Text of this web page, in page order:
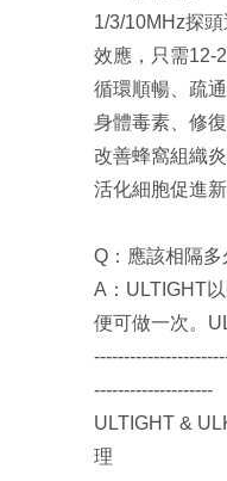
1/3/10MHz探
效應，只需12-
循環順暢、疏
身體毒素、修
改善蜂窩組織
活化細胞促進
Q：應該相隔多
A：ULTIGHT
便可做一次。
--------------------
ULTIGHT &
理